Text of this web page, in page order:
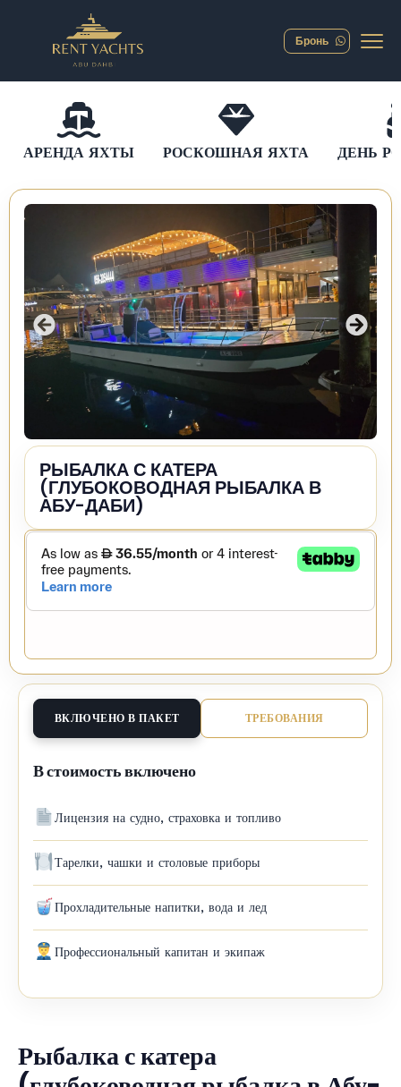
Бронь
АРЕНДА ЯХТЫ РОСКОШНАЯ ЯХТА ДЕНЬ
ВКЛЮЧЕНО В ПАКЕТ ТРЕБОВАНИЯ
В стоимость включено
Лицензия на судно, страховка и топливо
Тарелки, чашки и столовые приборы
Прохладительные напитки, вода и лед
Профессиональный капитан и экипаж
Рыбалка с катера
РЫБАЛКА С КАТЕРА
(ГЛУБОКОВОДНАЯ РЫБАЛКА В
АБУ-ДАБИ)